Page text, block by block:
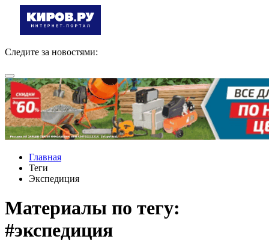
Следите за новостями:
Главная
Теги
Экспедиция
Материалы по тегу:
#экспедиция